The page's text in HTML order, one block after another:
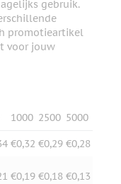
gebruik.
promotieartikel
voor jouw
1000 2500 5000
€0,32 €0,29 €0,28
€0,19 €0,18 €0,13